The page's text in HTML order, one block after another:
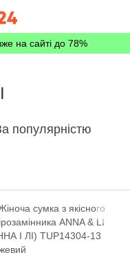
на сайті до 78%
популярністю